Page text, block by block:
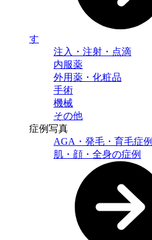
す
注入・注射・点滴
内服薬
外用薬・化粧品
手術
機械
その他
症例写真
AGA・発毛・育毛症例
肌・顔・全身の症例